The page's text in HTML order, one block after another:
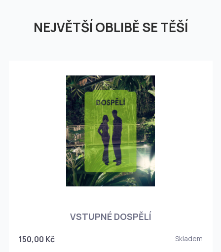
NEJVĚTŠÍ OBLIBĚ SE TĚŠÍ
VSTUPNÉ DOSPĚLÍ
150,00 Kč Skladem